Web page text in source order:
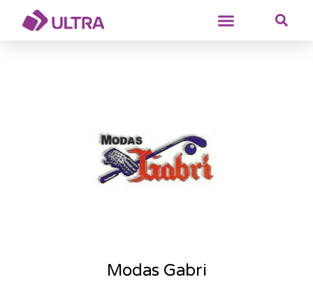
Modas Gabri